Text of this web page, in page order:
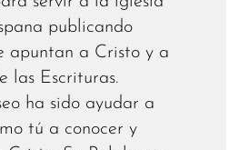
publicando
apuntan a Cristo y a
las Escrituras.
ha sido ayudar a
tú a conocer y